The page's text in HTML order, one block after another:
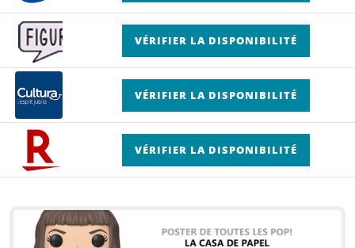
VÉRIFIER LA DISPONIBILITÉ
VÉRIFIER LA DISPONIBILITÉ
VÉRIFIER LA DISPONIBILITÉ